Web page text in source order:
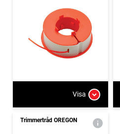
Visa
Trimmertråd OREGON